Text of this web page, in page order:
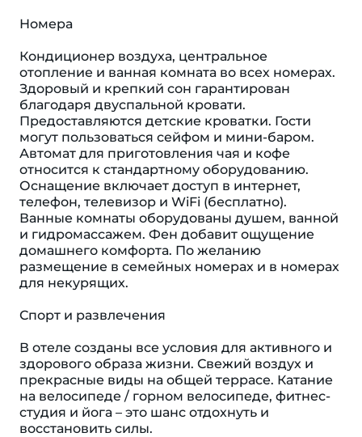
Номера
Кондиционер воздуха, центральное
отопление и ванная комната во всех номерах.
Здоровый и крепкий сон гарантирован
благодаря двуспальной кровати.
Предоставляются детские кроватки. Гости
могут пользоваться сейфом и мини-баром.
Автомат для приготовления чая и кофе
относится к стандартному оборудованию.
Оснащение включает доступ в интернет,
телефон, телевизор и WiFi (бесплатно).
Ванные комнаты оборудованы душем, ванной
и гидромассажем. Фен добавит ощущение
домашнего комфорта. По желанию
размещение в семейных номерах и в номерах
для некурящих.
Спорт и развлечения
В отеле созданы все условия для активного и
здорового образа жизни. Свежий воздух и
прекрасные виды на общей террасе. Катание
на велосипеде / горном велосипеде, фитнес-
студия и йога – это шанс отдохнуть и
восстановить силы.